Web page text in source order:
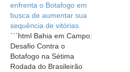
enfrenta o Botafogo em
busca de aumentar sua
sequência de vitórias.
```html Bahia em Campo:
Desafio Contra o
Botafogo na Sétima
Rodada do Brasileirão